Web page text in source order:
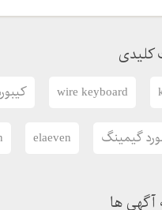
کلیدی
wire keyboard
گیمینگ elaeven
آگهی ها